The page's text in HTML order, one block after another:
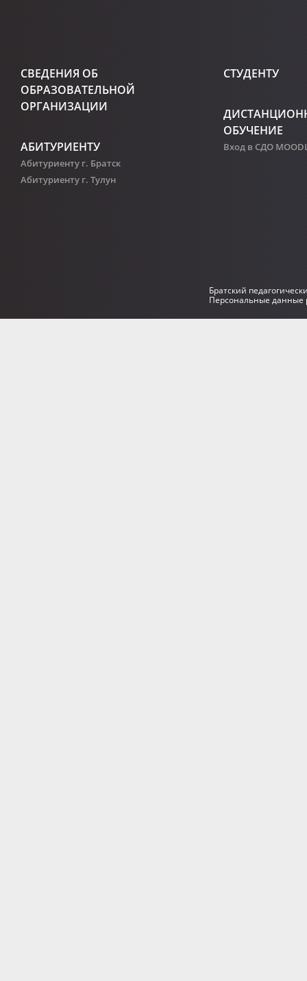
СВЕДЕНИЯ ОБ
ОБРАЗОВАТЕЛЬНОЙ
ОРГАНИЗАЦИИ
АБИТУРИЕНТУ
Абитуриенту г. Братск
Абитуриенту г. Тулун
СТУДЕНТУ
ОБУЧЕНИЕ
Вход в СДО
Братский
Персональные данные